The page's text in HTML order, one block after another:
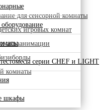
серии CHEF и LIGHT
шкафы
для сенсорной комнаты
игровых комнат
акваанимации
комнаты